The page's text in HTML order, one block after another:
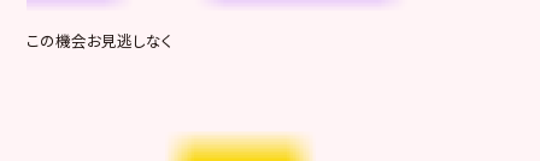
この機会お見逃しなく